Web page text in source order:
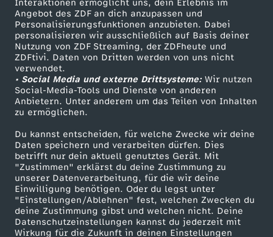
Interaktionen ermöglicht uns, dein Erlebnis im
Angebot des ZDF an dich anzupassen und
Personalisierungsfunktionen anzubieten. Dabei
personalisieren wir ausschließlich auf Basis deiner
Nutzung von ZDF Streaming, der ZDFheute und
ZDFtivi. Daten von Dritten werden von uns nicht
verwendet.
• Social Media und externe Drittsysteme:Wir nutzen
Social-Media-Tools und Dienste von anderen
Anbietern. Unter anderem um das Teilen von Inhalten
zu ermöglichen.
Du kannst entscheiden, für welche Zwecke wir deine
Daten speichern und verarbeiten dürfen. Dies
betrifft nur dein aktuell genutztes Gerät. Mit
"Zustimmen" erklärst du deine Zustimmung zu
unserer Datenverarbeitung, für die wir deine
Einwilligung benötigen. Oder du legst unter
"Einstellungen/Ablehnen" fest, welchen Zwecken du
deine Zustimmung gibst und welchen nicht. Deine
Datenschutzeinstellungen kannst du jederzeit mit
Wirkung für die Zukunft in deinen Einstellungen
e
r
e
r
V
e
r
TV-Programm
ZDF Unternehmen
Karriere
ZDF goes Schule
Werbefernsehen
Mainzelmännchen